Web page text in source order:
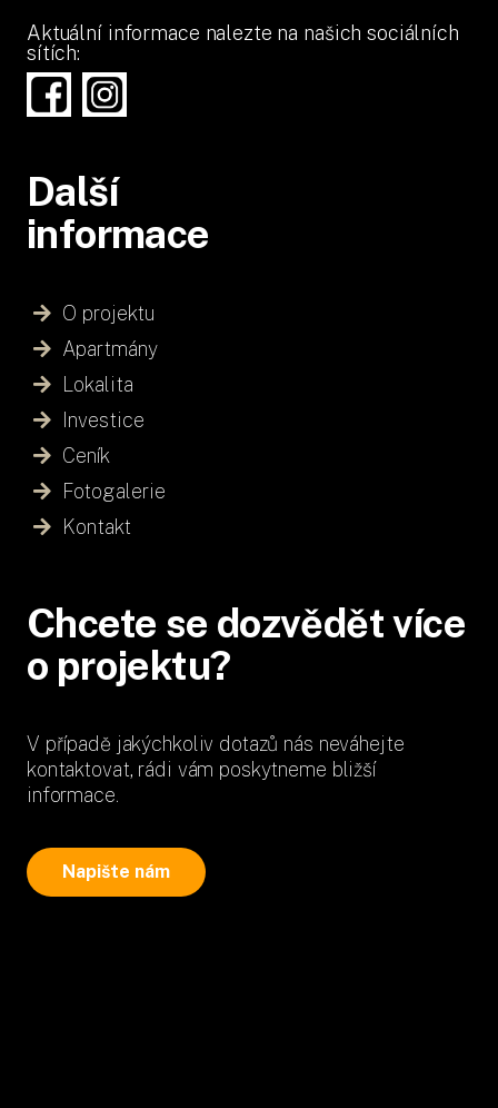
Aktuální informace nalezte na našich sociálních
sítích:
Další
informace
O projektu
Apartmány
Lokalita
Investice
Ceník
Fotogalerie
Kontakt
Chcete se dozvědět více
o projektu?
V případě jakýchkoliv dotazů nás neváhejte
kontaktovat, rádi vám poskytneme bližší
informace.
Napište nám